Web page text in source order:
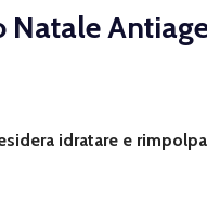
Natale
idratare e